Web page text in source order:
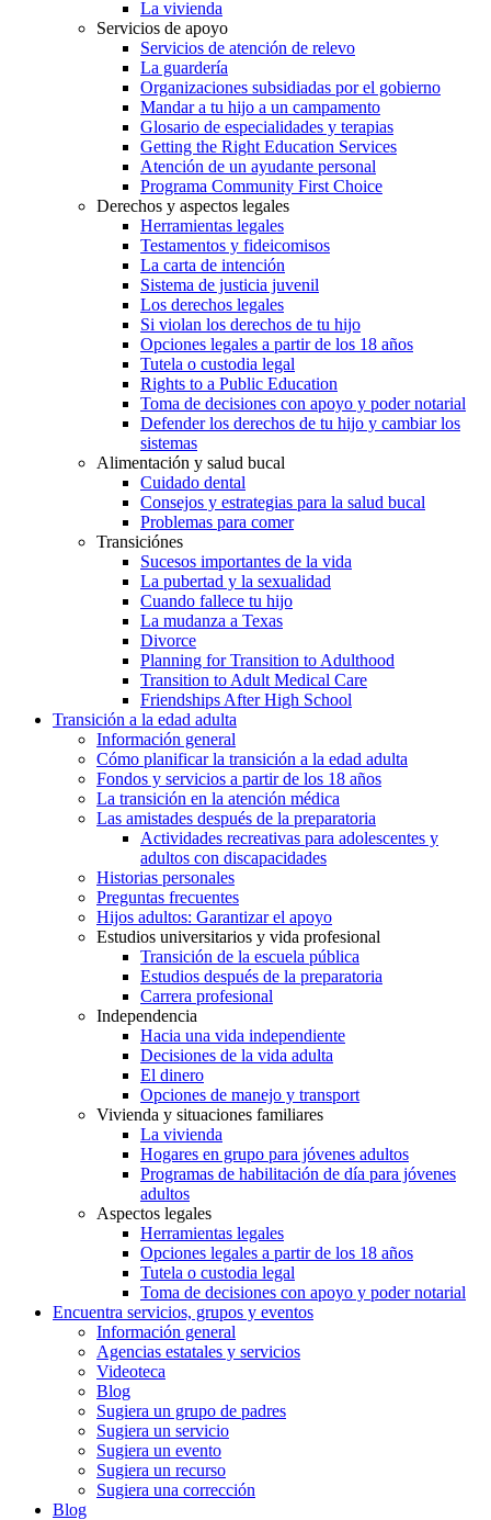
La vivienda
Servicios de apoyo
Servicios de atención de relevo
La guardería
Organizaciones subsidiadas por el gobierno
Mandar a tu hijo a un campamento
Glosario de especialidades y terapias
Getting the Right Education Services
Atención de un ayudante personal
Programa Community First Choice
Derechos y aspectos legales
Herramientas legales
Testamentos y fideicomisos
La carta de intención
Sistema de justicia juvenil
Los derechos legales
Si violan los derechos de tu hijo
Opciones legales a partir de los 18 años
Tutela o custodia legal
Rights to a Public Education
Toma de decisiones con apoyo y poder notarial
Defender los derechos de tu hijo y cambiar los
sistemas
Alimentación y salud bucal
Cuidado dental
Consejos y estrategias para la salud bucal
Problemas para comer
Transiciónes
Sucesos importantes de la vida
La pubertad y la sexualidad
Cuando fallece tu hijo
La mudanza a Texas
Divorce
Planning for Transition to Adulthood
Transition to Adult Medical Care
Friendships After High School
Transición a la edad adulta
Información general
Cómo planificar la transición a la edad adulta
Fondos y servicios a partir de los 18 años
La transición en la atención médica
Las amistades después de la preparatoria
Actividades recreativas para adolescentes y
adultos con discapacidades
Historias personales
Preguntas frecuentes
Hijos adultos: Garantizar el apoyo
Estudios universitarios y vida profesional
Transición de la escuela pública
Estudios después de la preparatoria
Carrera profesional
Independencia
Hacia una vida independiente
Decisiones de la vida adulta
El dinero
Opciones de manejo y transport
Vivienda y situaciones familiares
La vivienda
Hogares en grupo para jóvenes adultos
Programas de habilitación de día para jóvenes
adultos
Aspectos legales
Herramientas legales
Opciones legales a partir de los 18 años
Tutela o custodia legal
Toma de decisiones con apoyo y poder notarial
Encuentra servicios, grupos y eventos
Información general
Agencias estatales y servicios
Videoteca
Blog
Sugiera un grupo de padres
Sugiera un servicio
Sugiera un evento
Sugiera un recurso
Sugiera una corrección
Blog